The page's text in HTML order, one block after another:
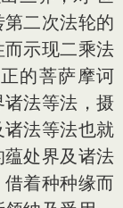
二次法轮的
示现二乘法
的菩萨摩诃
法等法，摄
法等法也就
处界及诸法
着种种缘而